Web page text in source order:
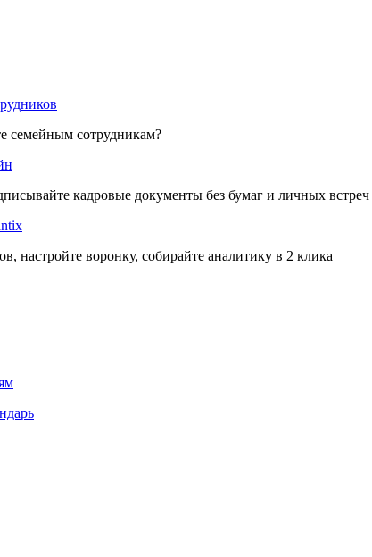
семейным сотрудникам?
кадровые документы без бумаг и личных встреч
настройте воронку, собирайте аналитику в 2 клика